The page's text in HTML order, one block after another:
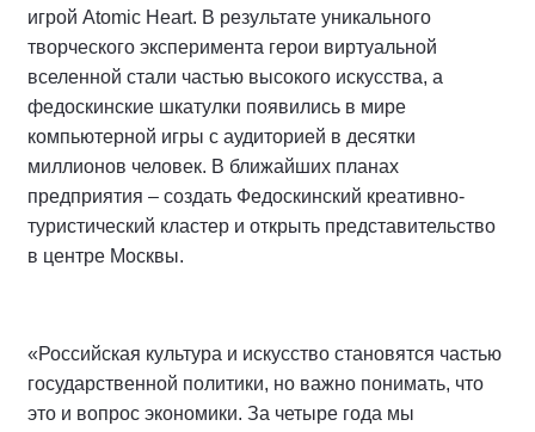
игрой Atomic Heart. В результате уникального
творческого эксперимента герои виртуальной
вселенной стали частью высокого искусства, а
федоскинские шкатулки появились в мире
компьютерной игры с аудиторией в десятки
миллионов человек. В ближайших планах
предприятия – создать Федоскинский креативно-
туристический кластер и открыть представительство
в центре Москвы.
«Российская культура и искусство становятся частью
государственной политики, но важно понимать, что
это и вопрос экономики. За четыре года мы